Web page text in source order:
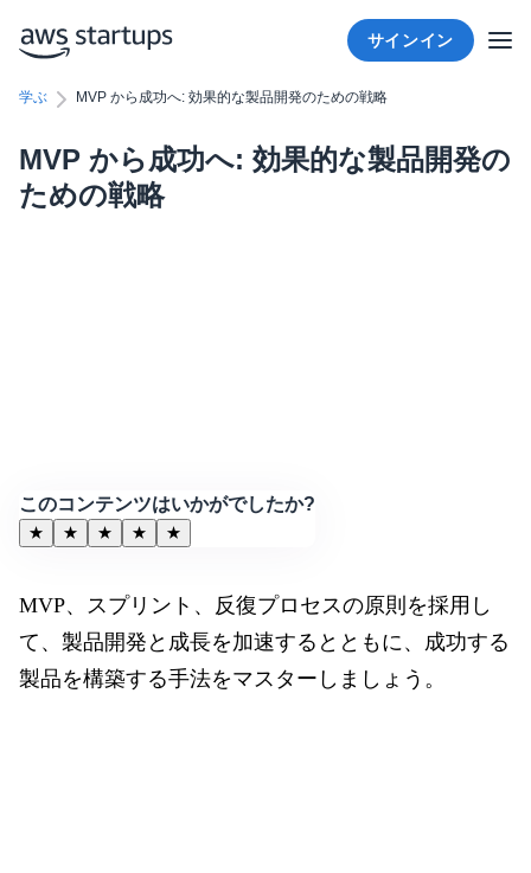
サインイン
学ぶ MVP から成功へ: 効果的な製品開発のための戦略
MVP から成功へ: 効果的な製品開発の
ための戦略
このコンテンツはいかがでしたか?
★ ★ ★ ★ ★
MVP、スプリント、反復プロセスの原則を採用し
て、製品開発と成長を加速するとともに、成功する
製品を構築する手法をマスターしましょう。